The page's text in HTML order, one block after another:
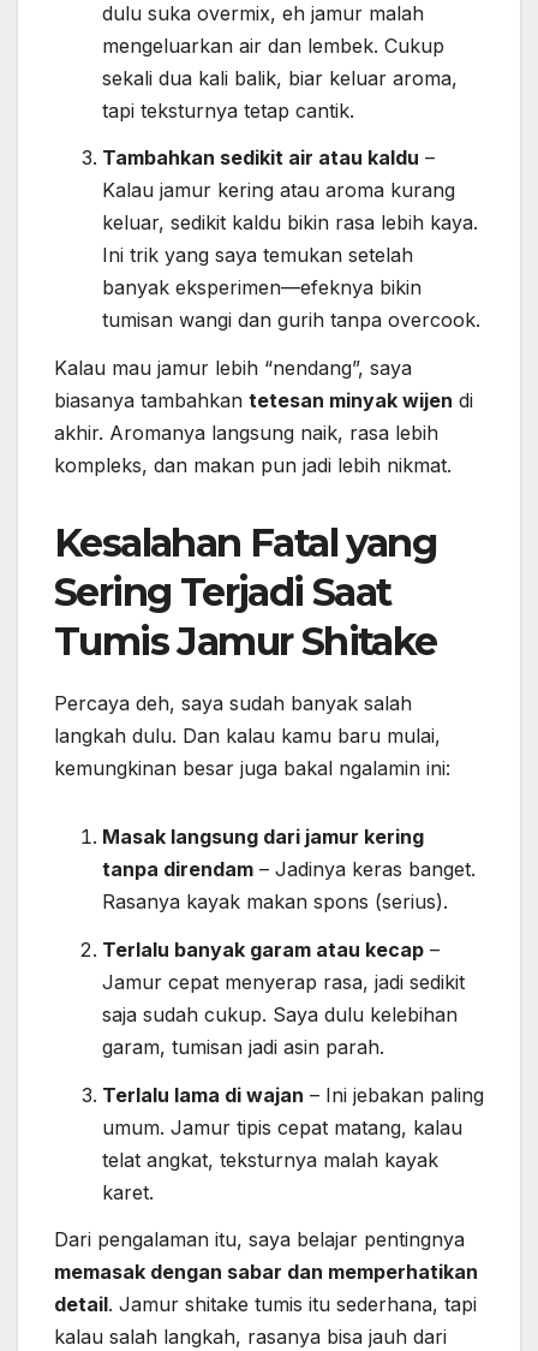
dulu suka overmix, eh jamur malah
mengeluarkan air dan lembek. Cukup
sekali dua kali balik, biar keluar aroma,
tapi teksturnya tetap cantik.
Tambahkan sedikit air atau kaldu –
Kalau jamur kering atau aroma kurang
keluar, sedikit kaldu bikin rasa lebih kaya.
Ini trik yang saya temukan setelah
banyak eksperimen—efeknya bikin
tumisan wangi dan gurih tanpa overcook.
Kalau mau jamur lebih “nendang”, saya
biasanya tambahkan tetesan minyak wijen di
akhir. Aromanya langsung naik, rasa lebih
kompleks, dan makan pun jadi lebih nikmat.
Kesalahan Fatal yang
Sering Terjadi Saat
Tumis Jamur Shitake
Percaya deh, saya sudah banyak salah
langkah dulu. Dan kalau kamu baru mulai,
kemungkinan besar juga bakal ngalamin ini:
Masak langsung dari jamur kering
tanpa direndam – Jadinya keras banget.
Rasanya kayak makan spons (serius).
Terlalu banyak garam atau kecap –
Jamur cepat menyerap rasa, jadi sedikit
saja sudah cukup. Saya dulu kelebihan
garam, tumisan jadi asin parah.
Terlalu lama di wajan – Ini jebakan paling
umum. Jamur tipis cepat matang, kalau
telat angkat, teksturnya malah kayak
karet.
Dari pengalaman itu, saya belajar pentingnya
memasak dengan sabar dan memperhatikan
detail. Jamur shitake tumis itu sederhana, tapi
kalau salah langkah, rasanya bisa jauh dari